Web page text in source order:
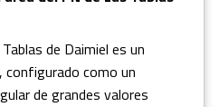
de Daimiel es un
como un
de grandes valores